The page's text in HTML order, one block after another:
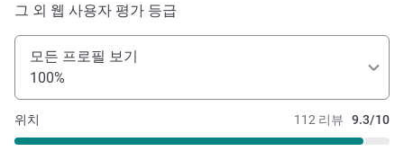
그 외 웹 사용자 평가 등급
모든 프로필 보기
100%
112 리뷰 9.3/10
위치